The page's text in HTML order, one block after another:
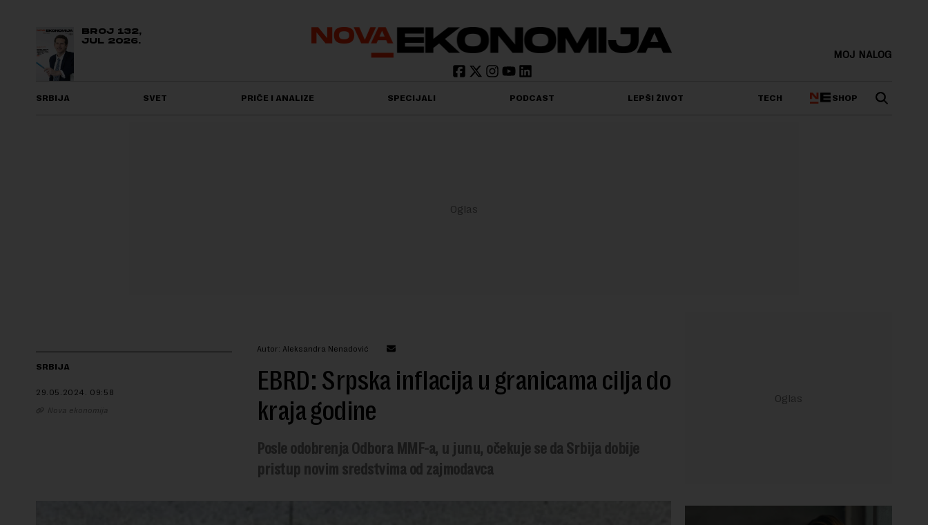
BROJ 132,
JUL 2026.
MOJ NALOG
SRBIJA SVET PRIČE I ANALIZE SPECIJALI PODCAST LEPŠI ŽIVOT TECH SHOP
SRBIJA
29.05.2024. 09:58
Nova ekonomija
Autor: Aleksandra Nenadović
EBRD: Srpska inflacija u granicama cilja do
kraja godine
Posle odobrenja Odbora MMF-a, u junu, očekuje se da Srbija dobije
pristup novim sredstvima od zajmodavca